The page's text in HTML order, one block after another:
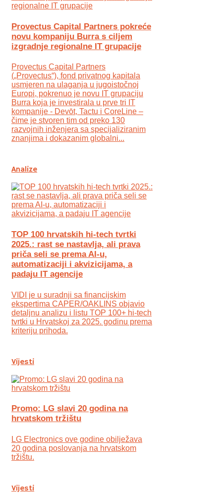
Provectus Capital Partners pokreće
novu kompaniju Burra s ciljem
izgradnje regionalne IT grupacije
Provectus Capital Partners
(„Provectus“), fond privatnog kapitala
usmjeren na ulaganja u jugoistočnoj
Europi, pokrenuo je novu IT grupaciju
Burra koja je investirala u prve tri IT
kompanije - Devōt, Tactu i CoreLine –
čime je stvoren tim od preko 130
razvojnih inženjera sa specijaliziranim
znanjima i dokazanim globalni...
Analize
TOP 100 hrvatskih hi-tech tvrtki
2025.: rast se nastavlja, ali prava
priča seli se prema AI-u,
automatizaciji i akvizicijama, a
padaju IT agencije
VIDI je u suradnji sa financijskim
ekspertima CAPER/OAKLINS objavio
detaljnu analizu i listu TOP 100+ hi-tech
tvrtki u Hrvatskoj za 2025. godinu prema
kriteriju prihoda.
Vijesti
Promo: LG slavi 20 godina na
hrvatskom tržištu
LG Electronics ove godine obilježava
20 godina poslovanja na hrvatskom
tržištu.
Vijesti